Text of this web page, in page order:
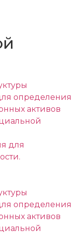
определения
активов
для
определения
активов